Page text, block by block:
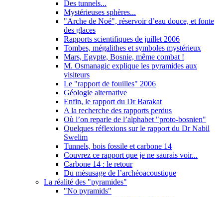
Des tunnels...
Mystérieuses sphères...
"Arche de Noé", réservoir d’eau douce, et fonte
des glaces
Rapports scientifiques de juillet 2006
Tombes, mégalithes et symboles mystérieux
Mars, Egypte, Bosnie, même combat !
M. Osmanagic explique les pyramides aux
visiteurs
Le "rapport de fouilles" 2006
Géologie alternative
Enfin, le rapport du Dr Barakat
A la recherche des rapports perdus
Où l’on reparle de l’alphabet "proto-bosnien"
Quelques réflexions sur le rapport du Dr Nabil
Swelim
Tunnels, bois fossile et carbone 14
Couvrez ce rapport que je ne saurais voir...
Carbone 14 : le retour
Du mésusage de l’archéoacoustique
La réalité des "pyramides"
"No pyramids"